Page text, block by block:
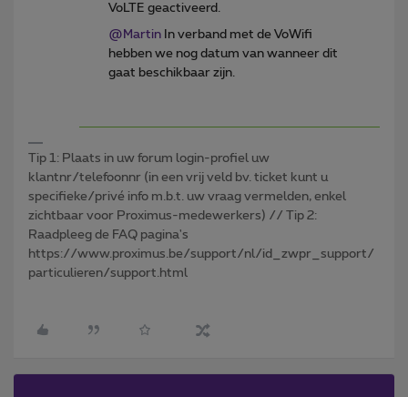
VoLTE geactiveerd.
@Martin In verband met de VoWifi
hebben we nog datum van wanneer dit
gaat beschikbaar zijn.
Tip 1: Plaats in uw forum login-profiel uw
klantnr/telefoonnr (in een vrij veld bv. ticket kunt u
specifieke/privé info m.b.t. uw vraag vermelden, enkel
zichtbaar voor Proximus-medewerkers) // Tip 2:
Raadpleeg de FAQ pagina's
https://www.proximus.be/support/nl/id_zwpr_support/
particulieren/support.html